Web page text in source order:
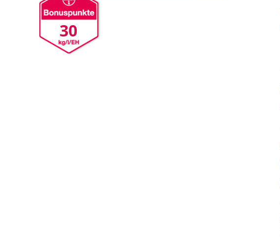
30